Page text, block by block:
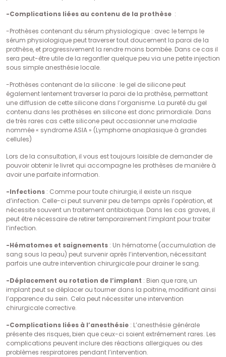
-Complications liées au contenu de la prothèse :
-Prothèses contenant du sérum physiologique : avec le temps le
sérum physiologique peut traverser tout doucement la paroi de la
prothèse, et progressivement la rendre moins bombée. Dans ce cas il
sera peut-être utile de la regonfler quelque peu via une petite injection
sous simple anesthésie locale.
-Prothèses contenant de la silicone : le gel de silicone peut
également lentement traverser la paroi de la prothèse, permettant
une diffusion de cette silicone dans l’organisme. La pureté du gel
contenu dans les prothèses en silicone est donc primordiale. Dans
de très rares cas cette silicone peut occasionner une maladie
nommée « syndrome ASIA » (Lymphome anaplasique à grandes
cellules)
Lors de la consultation, il vous est toujours loisible de demander de
pouvoir obtenir le livret qui accompagne les prothèses de manière à
avoir une parfaite information.
-Infections : Comme pour toute chirurgie, il existe un risque
d’infection. Celle-ci peut survenir peu de temps après l’opération, et
nécessite souvent un traitement antibiotique. Dans les cas graves, il
peut être nécessaire de retirer temporairement l’implant pour traiter
l’infection.
-Hématomes et saignements : Un hématome (accumulation de
sang sous la peau) peut survenir après l’intervention, nécessitant
parfois une autre intervention chirurgicale pour drainer le sang.
-Déplacement ou rotation de l’implant : Bien que rare, un
implant peut se déplacer ou tourner dans la poitrine, modifiant ainsi
l’apparence du sein. Cela peut nécessiter une intervention
chirurgicale corrective.
-Complications liées à l’anesthésie : L’anesthésie générale
présente des risques, bien que ceux-ci soient extrêmement rares. Les
complications peuvent inclure des réactions allergiques ou des
problèmes respiratoires pendant l’intervention.